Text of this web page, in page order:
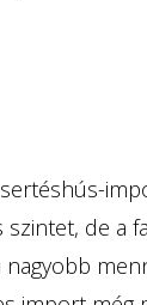
szintet, de a